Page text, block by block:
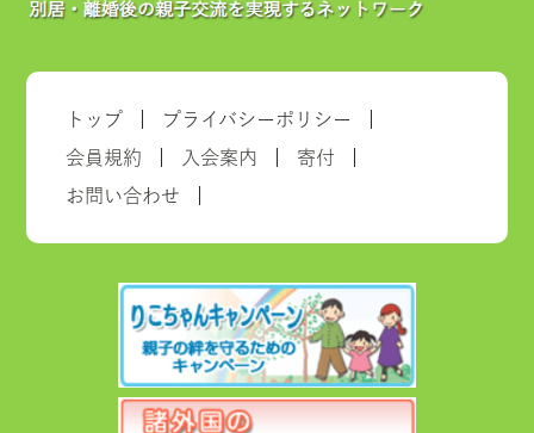
トップ プライバシーポリシー
会員規約 入会案内 寄付
お問い合わせ